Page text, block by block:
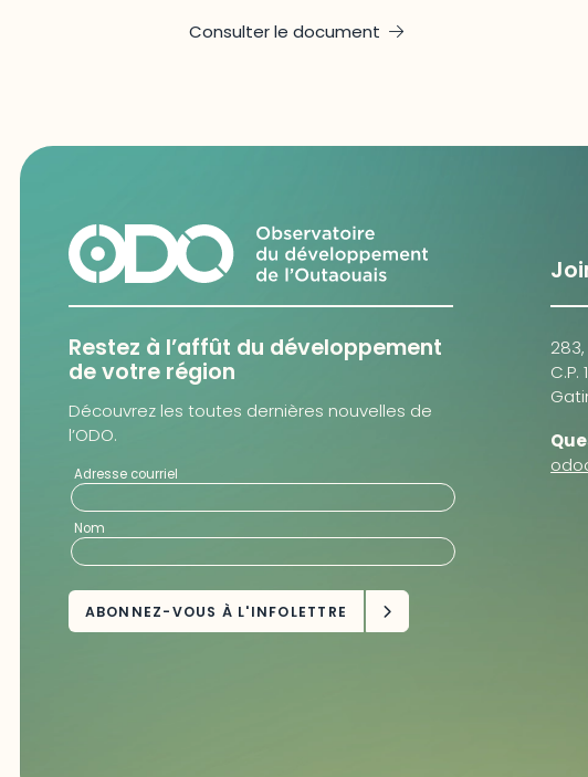
Consulter le document
Restez à l’affût du développement
de votre région
Découvrez les toutes dernières nouvelles de
l’ODO.
Adresse courriel
Nom